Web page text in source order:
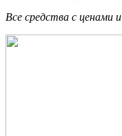
Все средства с